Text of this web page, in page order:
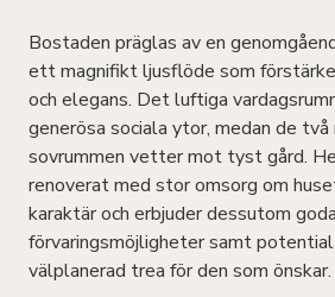
Bostaden präglas av en
ett magnifikt ljusflöde som
och elegans. Det luftiga
generösa sociala ytor, medan de två
sovrummen vetter mot tyst gård.
renoverat med stor omsorg om
karaktär och erbjuder dessutom goda
förvaringsmöjligheter samt
välplanerad trea för den som önskar.